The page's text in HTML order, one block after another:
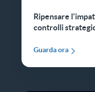
Ripensare
controlli
Guarda ora